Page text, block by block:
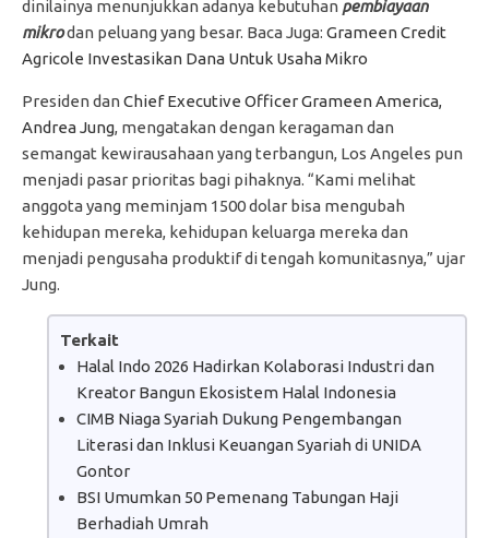
dinilainya menunjukkan adanya kebutuhan pembiayaan
mikrodan peluang yang besar. Baca Juga: Grameen Credit
Agricole Investasikan Dana Untuk Usaha Mikro
Presiden danChief Executive Officer Grameen America,
Andrea Jung, mengatakan dengan keragaman dan
semangat kewirausahaan yang terbangun, Los Angeles pun
menjadi pasar prioritas bagi pihaknya. “Kami melihat
anggota yang meminjam 1500 dolar bisa mengubah
kehidupan mereka, kehidupan keluarga mereka dan
menjadi pengusaha produktif di tengah komunitasnya,” ujar
Jung.
Terkait
Halal Indo 2026 Hadirkan Kolaborasi Industri dan
Kreator Bangun Ekosistem Halal Indonesia
CIMB Niaga Syariah Dukung Pengembangan
Literasi dan Inklusi Keuangan Syariah di UNIDA
Gontor
BSI Umumkan 50 Pemenang Tabungan Haji
Berhadiah Umrah